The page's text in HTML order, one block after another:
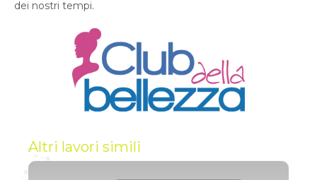
dei nostri tempi.
Altri lavori simili